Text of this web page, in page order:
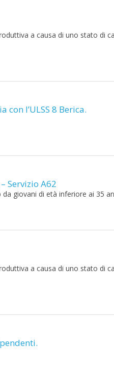
a causa di uno stato di
con l’ULSS 8 Berica.
Servizio A62
giovani di età inferiore ai 35
a causa di uno stato di